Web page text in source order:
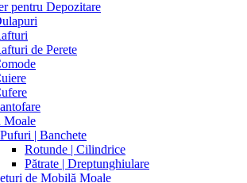
pentru Depozitare
de Perete
Moale
Pufuri | Banchete
Rotunde | Cilindrice
Pătrate | Dreptunghiulare
de Mobilă Moale